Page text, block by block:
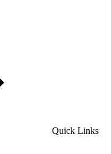
Quick Links